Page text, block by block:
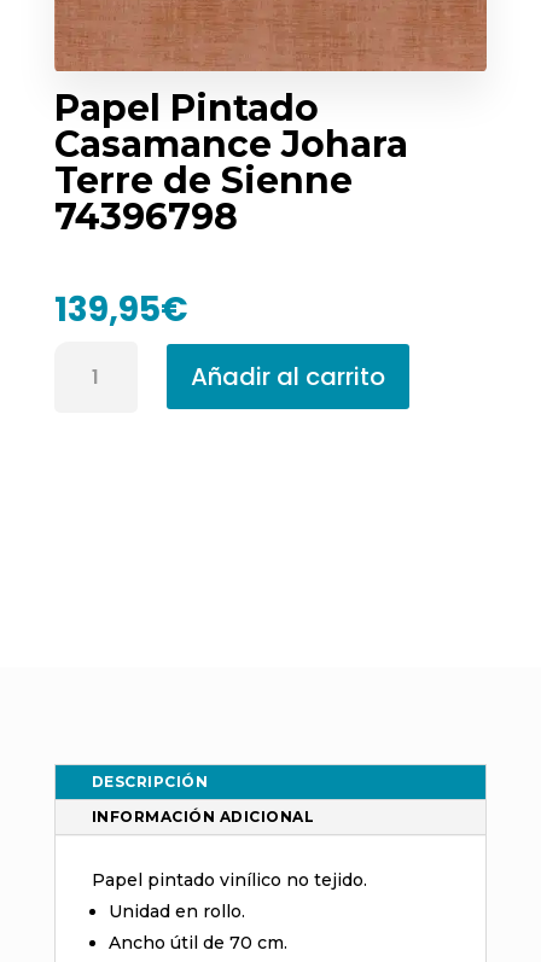
Papel Pintado
Casamance Johara
Terre de Sienne
74396798
139,95€
Pintado
Casamance
Añadir al carrito
DESCRIPCIÓN
INFORMACIÓN ADICIONAL
Papel pintado vinílico no tejido.
Unidad en rollo.
Ancho útil de 70 cm.